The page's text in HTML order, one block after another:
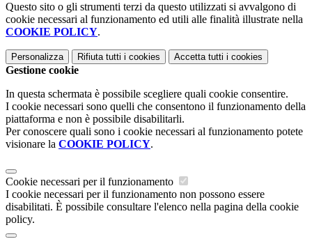
Questo sito o gli strumenti terzi da questo utilizzati si avvalgono di
cookie necessari al funzionamento ed utili alle finalità illustrate nella
COOKIE POLICY.
Personalizza Rifiuta tutti i cookies Accetta tutti i cookies
Gestione cookie
In questa schermata è possibile scegliere quali cookie consentire.
I cookie necessari sono quelli che consentono il funzionamento della
piattaforma e non è possibile disabilitarli.
Per conoscere quali sono i cookie necessari al funzionamento potete
visionare la COOKIE POLICY.
Cookie necessari per il funzionamento
I cookie necessari per il funzionamento non possono essere
disabilitati. È possibile consultare l'elenco nella pagina della cookie
policy.